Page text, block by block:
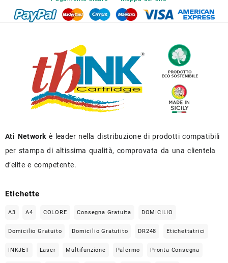
Ati Network è leader nella distribuzione di prodotti compatibili
per stampa di altissima qualità, comprovata da una clientela
d’elite e competente.
Etichette
A3 A4 COLORE Consegna Gratuita DOMICILIO
Domicilio Gratuito Domicilio Gratutito DR248 Etichettatrici
INKJET Laser Multifunzione Palermo Pronta Consegna